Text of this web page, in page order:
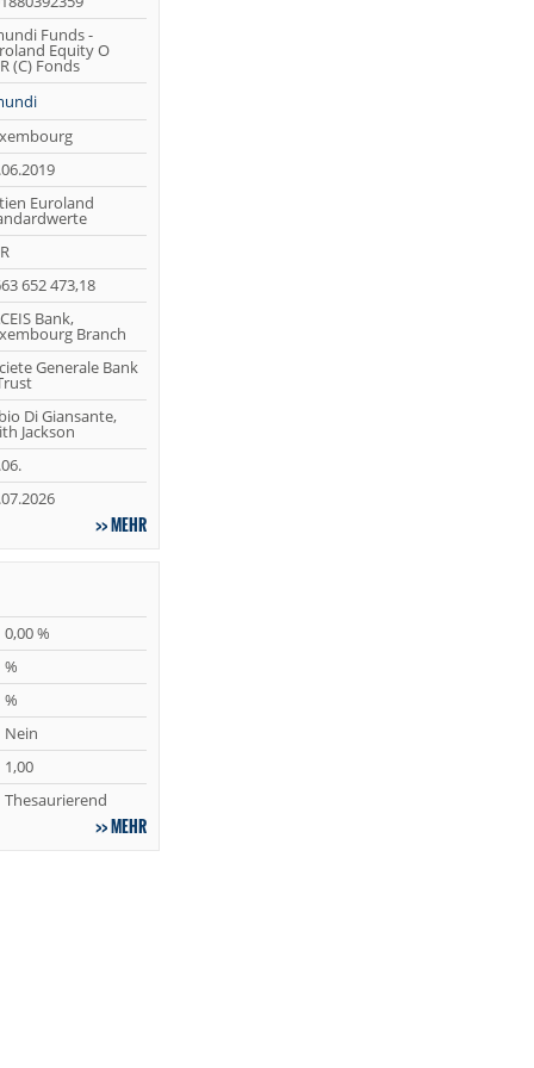
Funds -
Equity O
(C) Fonds
Euroland
652 473,18
Bank,
Branch
Generale Bank
Di Giansante,
Jackson
MEHR
0,00 %
%
%
Nein
1,00
Thesaurierend
MEHR